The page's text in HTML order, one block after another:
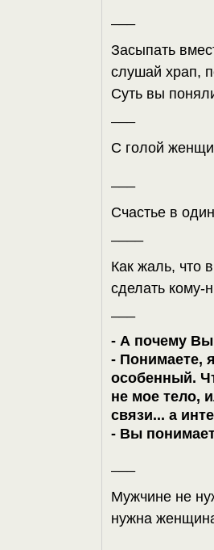
Засыпать
слушай храп,
Суть вы
С голой
Счастье в
Как жаль, что
сделать кому-
- А почему
- Понимаете,
особенный.
не мое тело,
связи... а
- Вы
Мужчине не
нужна